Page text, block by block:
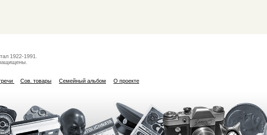
1922-1991.
Сов. товары Семейный альбом О проекте